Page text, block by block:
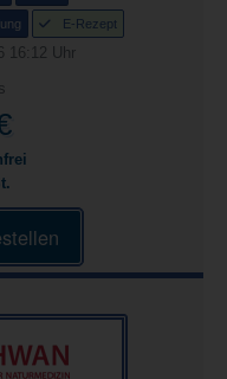
E-Rezept
16:12 Uhr